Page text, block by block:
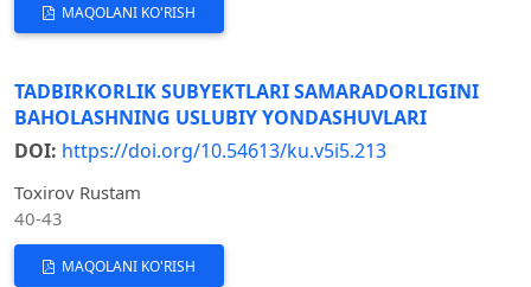
MAQOLANI KO'RISH
TADBIRKORLIK SUBYEKTLARI SAMARADORLIGINI
BAHOLASHNING USLUBIY YONDASHUVLARI
DOI: https://doi.org/10.54613/ku.v5i5.213
Toxirov Rustam
40-43
MAQOLANI KO'RISH